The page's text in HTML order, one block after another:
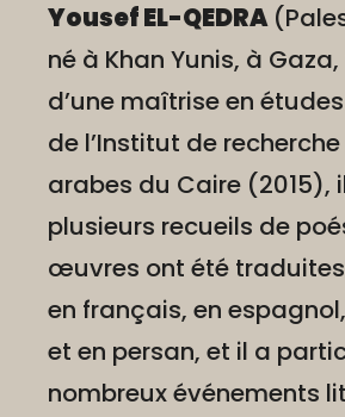
Yousef EL-QEDRA
né à Khan Yunis, à
d’une maîtrise en
de l’Institut de
arabes du Caire (2015),
plusieurs recueils de
œuvres ont été
en français, en
et en persan, et il a
nombreux événements